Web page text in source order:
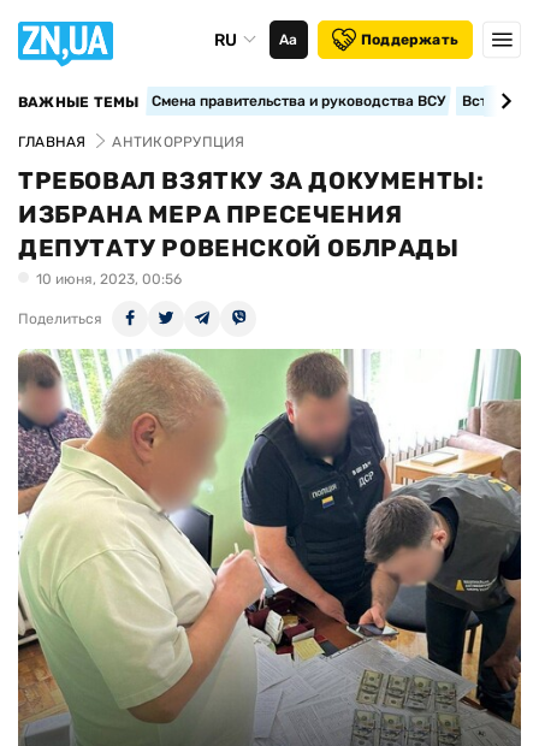
RU Аа Поддержать
ВАЖНЫЕ ТЕМЫ Смена правительства и руководства ВСУ
ГЛАВНАЯ АНТИКОРРУПЦИЯ
ТРЕБОВАЛ ВЗЯТКУ ЗА ДОКУМЕНТЫ:
ИЗБРАНА МЕРА ПРЕСЕЧЕНИЯ
ДЕПУТАТУ РОВЕНСКОЙ ОБЛРАДЫ
10 июня, 2023, 00:56
Поделиться